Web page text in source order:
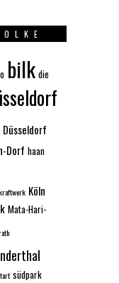
bilk die
Dorf haan
Köln
Mata-Hari-
südpark